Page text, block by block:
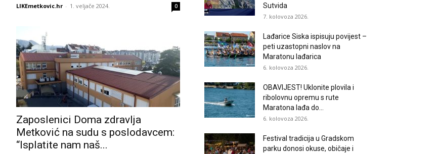
LIKEmetkovic.hr - 1. veljače 2024. 0
Zaposlenici Doma zdravlja
Metković na sudu s poslodavcem:
“Isplatite nam naš...
Sutvida
7. kolovoza 2026.
Lađarice Siska ispisuju povijest –
peti uzastopni naslov na
Maratonu lađarica
6. kolovoza 2026.
OBAVIJEST! Uklonite plovila i
ribolovnu opremu s rute
Maratona lađa do...
6. kolovoza 2026.
Festival tradicija u Gradskom
parku donosi okuse, običaje i